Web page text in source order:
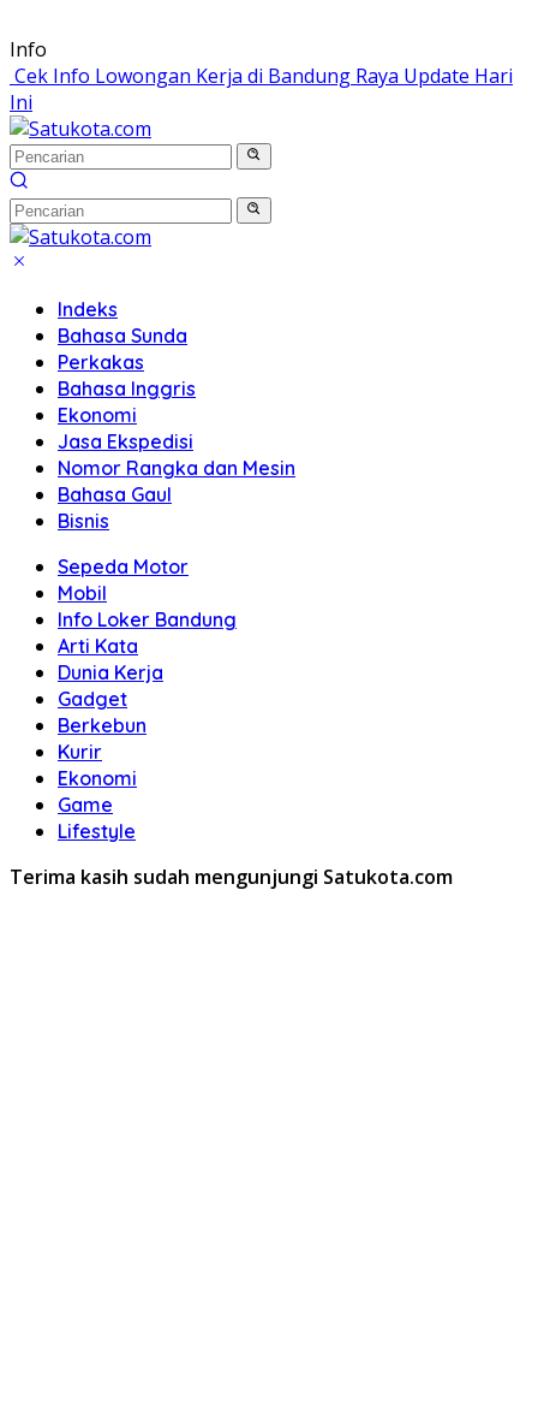
Langsung
ke
konten
Info
Cek Info Lowongan Kerja di Bandung Raya Update Hari
Ini
Indeks
Bahasa Sunda
Perkakas
Bahasa Inggris
Ekonomi
Jasa Ekspedisi
Nomor Rangka dan Mesin
Bahasa Gaul
Bisnis
Sepeda Motor
Mobil
Info Loker Bandung
Arti Kata
Dunia Kerja
Gadget
Berkebun
Kurir
Ekonomi
Game
Lifestyle
Terima kasih sudah mengunjungi Satukota.com